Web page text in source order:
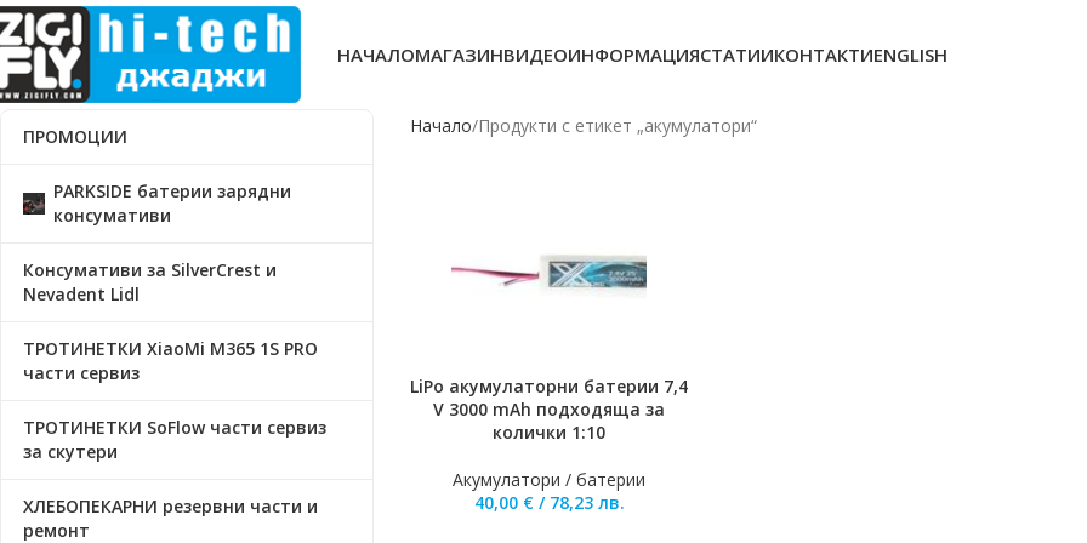
НАЧАЛОМАГАЗИНВИДЕОИНФОРМАЦИЯСТАТИИКОНТАКТИENGLISH
ПРОМОЦИИ
PARKSIDE батерии зарядни
консумативи
Консумативи за SilverCrest и
Nevadent Lidl
ТРОТИНЕТКИ XiaoMi M365 1S PRO
части сервиз
ТРОТИНЕТКИ SoFlow части сервиз
за скутери
ХЛЕБОПЕКАРНИ резервни части и
ремонт
Начало Продукти с етикет „акумулатори“
ДОБАВЯНЕ В КОЛИЧКАТА
LiPo акумулаторни батерии 7,4
V 3000 mAh подходяща за
колички 1:10
Акумулатори / батерии
40,00 € / 78,23 лв.